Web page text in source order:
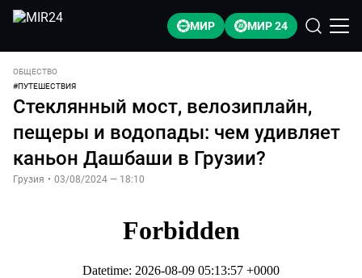
МИР МИР 24
ОБЩЕСТВО
#ПУТЕШЕСТВИЯ
Стеклянный мост, велозиплайн,
пещеры и водопады: чем удивляет
каньон Дашбаши в Грузии?
Грузия • 03/08/2024 — 18:10